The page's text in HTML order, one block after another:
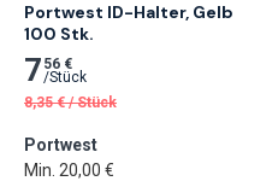
Portwest ID-Halter, Gelb
100 Stk.
7 56 €
/Stück
8,35 € /Stück
Portwest
Min. 20,00 €